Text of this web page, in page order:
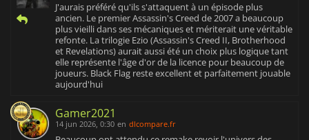
J'aurais préféré qu'ils s'attaquent à un épisode plus
ancien. Le premier Assassin's Creed de 2007 a beaucoup
plus vieilli dans ses mécaniques et mériterait une véritable
refonte. La trilogie Ezio (Assassin's Creed II, Brotherhood
et Revelations) aurait aussi été un choix plus logique tant
elle représente l'âge d'or de la licence pour beaucoup de
joueurs. Black Flag reste excellent et parfaitement jouable
aujourd'hui
Gamer2021
14 jun 2026, 0:30 en dlcompare.fr